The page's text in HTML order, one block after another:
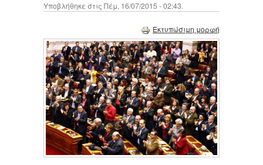
Υποβλήθηκε στις Πέμ, 16/07/2015 - 02:43.
Εκτυπώσιμη μορφή